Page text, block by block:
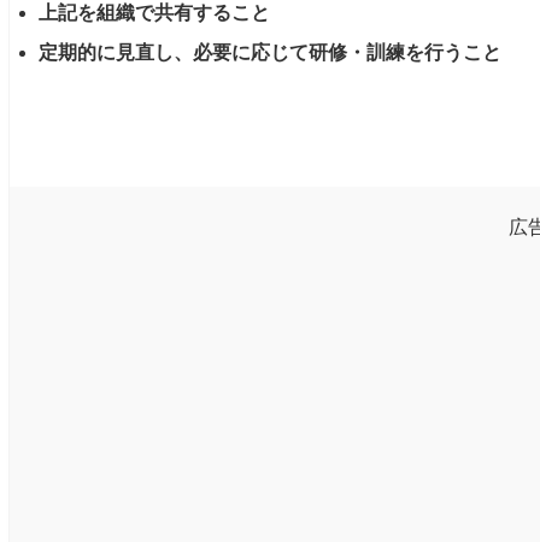
上記を組織で共有すること
定期的に見直し、必要に応じて研修・訓練を行うこと
広